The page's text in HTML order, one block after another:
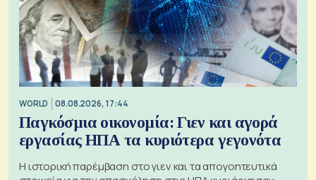
WORLD 08.08.2026, 17:44
Παγκόσμια οικονομία: Γιεν και αγορά
εργασίας ΗΠΑ τα κυριότερα γεγονότα
Η ιστορική παρέμβαση στο γιεν και τα απογοητευτικά